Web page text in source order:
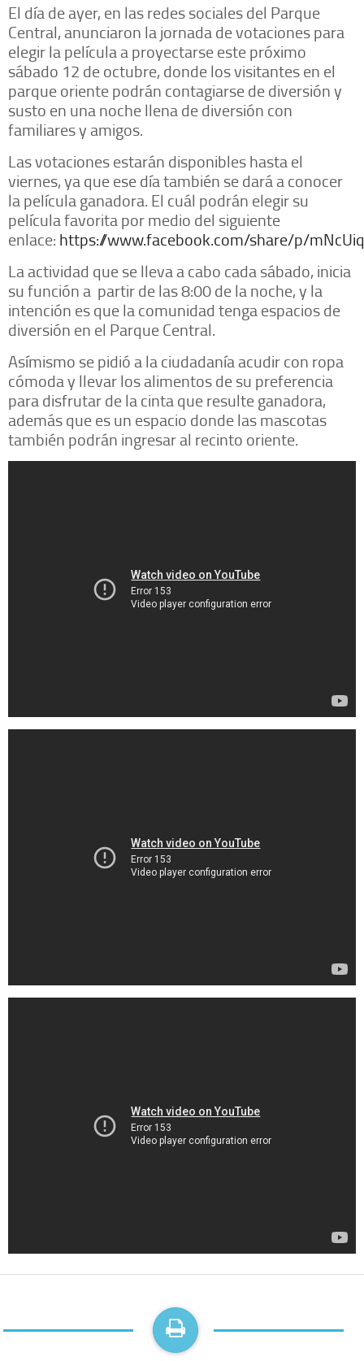
El día de ayer, en las redes sociales del Parque
Central, anunciaron la jornada de votaciones para
elegir la película a proyectarse este próximo
sábado 12 de octubre, donde los visitantes en el
parque oriente podrán contagiarse de diversión y
susto en una noche llena de diversión con
familiares y amigos.
Las votaciones estarán disponibles hasta el
viernes, ya que ese día también se dará a conocer
la película ganadora. El cuál podrán elegir su
película favorita por medio del siguiente
enlace: https://www.facebook.com/share/p/
La actividad que se lleva a cabo cada sábado, inicia
su función a partir de las 8:00 de la noche, y la
intención es que la comunidad tenga espacios de
diversión en el Parque Central.
Asímismo se pidió a la ciudadanía acudir con ropa
cómoda y llevar los alimentos de su preferencia
para disfrutar de la cinta que resulte ganadora,
además que es un espacio donde las mascotas
también podrán ingresar al recinto oriente.